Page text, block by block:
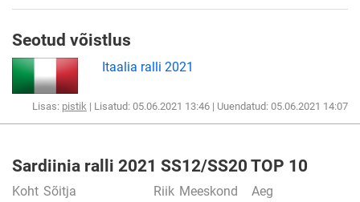
Seotud võistlus
Itaalia ralli 2021
Lisas: pistik | Lisatud: 05.06.2021 13:46 | Uuendatud: 05.06.2021 14:07
Sardiinia ralli 2021 SS12/SS20 TOP 10
Koht Sõitja Riik Meeskond Aeg